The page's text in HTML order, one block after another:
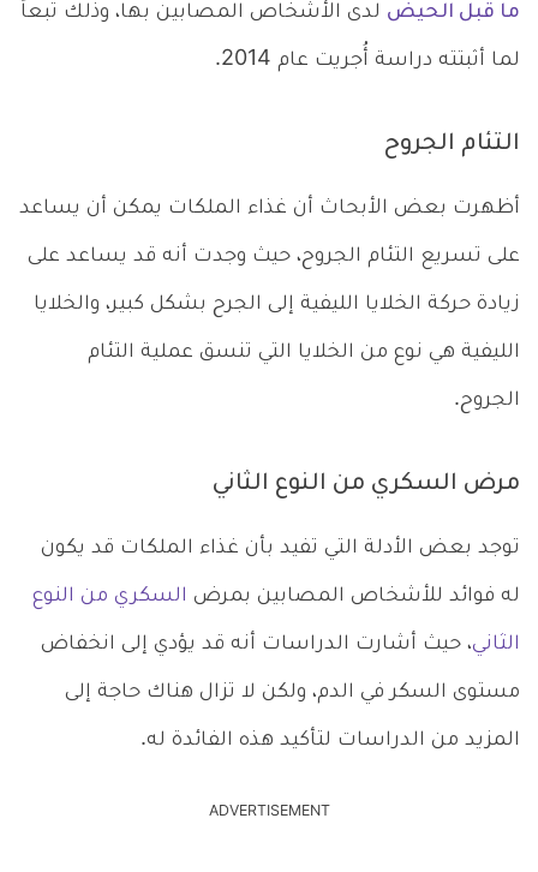
ما قبل الحيض لدى الأشخاص المصابين بها، وذلك تبعاً
لما أثبتته دراسة أُجريت عام 2014.
التئام الجروح
أظهرت بعض الأبحاث أن غذاء الملكات يمكن أن يساعد
على تسريع التئام الجروح، حيث وجدت أنه قد يساعد على
زيادة حركة الخلايا الليفية إلى الجرح بشكل كبير، والخلايا
الليفية هي نوع من الخلايا التي تنسق عملية التئام
الجروح.
مرض السكري من النوع الثاني
توجد بعض الأدلة التي تفيد بأن غذاء الملكات قد يكون
له فوائد للأشخاص المصابين بمرض السكري من النوع
الثاني، حيث أشارت الدراسات أنه قد يؤدي إلى انخفاض
مستوى السكر في الدم، ولكن لا تزال هناك حاجة إلى
المزيد من الدراسات لتأكيد هذه الفائدة له.
ADVERTISEMENT